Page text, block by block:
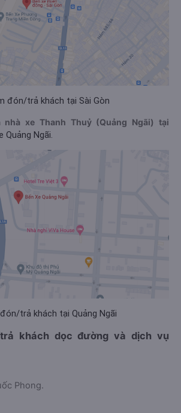
đón/trả khách tại Sài Gòn
xe Thanh Thuỷ (Quảng Ngãi) tại
Quảng Ngãi.
trả khách tại Quảng Ngãi
khách dọc đường và dịch vụ
Phong.